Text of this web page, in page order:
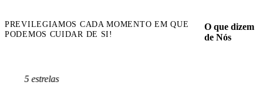
PREVILEGIAMOS CADA MOMENTO EM QUE
PODEMOS CUIDAR DE SI!
O que dizem
de Nós
Gostei muito do serviço no geral.